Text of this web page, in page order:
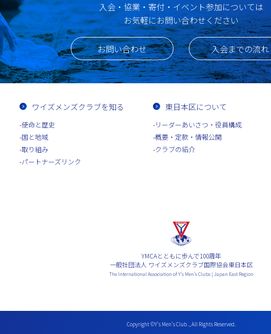
入会・協業・寄付・イベント参加については
お気軽にお問い合わせください
お問い合わせ 入会までの流れ
ワイズメンズクラブを知る
使命と歴史
国と地域
取り組み
パートナーズリンク
東日本区について
リーダーあいさつ・役員構成
概要・定款・情報公開
クラブの紹介
YMCAとともに歩んで100周年
一般社団法人 ワイズメンズクラブ国際協会東日本区
The International Association of Y’s Men’s Clubs | Japan East Region
Copyright ©Y’s Men’s Club ., All Rights Reserved.